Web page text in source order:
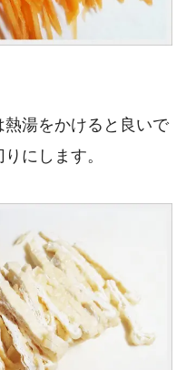
湯をかけると良いで
にします。